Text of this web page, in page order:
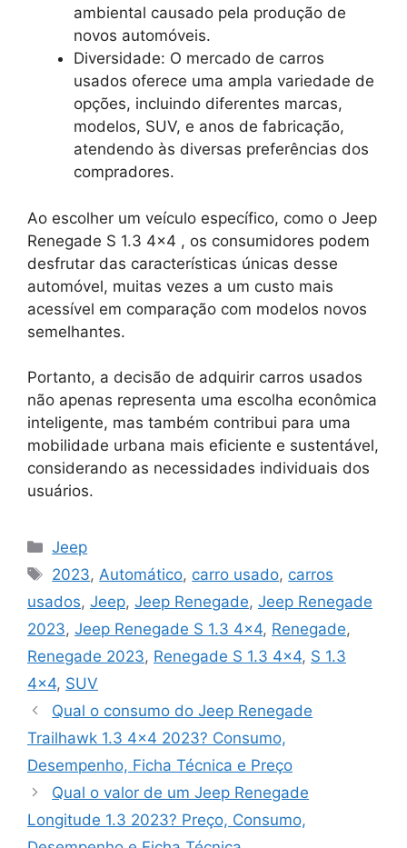
ambiental causado pela produção de
novos automóveis.
Diversidade: O mercado de carros
usados oferece uma ampla variedade de
opções, incluindo diferentes marcas,
modelos, SUV, e anos de fabricação,
atendendo às diversas preferências dos
compradores.
Ao escolher um veículo específico, como o Jeep
Renegade S 1.3 4×4 , os consumidores podem
desfrutar das características únicas desse
automóvel, muitas vezes a um custo mais
acessível em comparação com modelos novos
semelhantes.
Portanto, a decisão de adquirir carros usados
não apenas representa uma escolha econômica
inteligente, mas também contribui para uma
mobilidade urbana mais eficiente e sustentável,
considerando as necessidades individuais dos
usuários.
Categorias
Jeep
Tags
2023,Automático, carro usado, carros
usados, Jeep, Jeep Renegade, Jeep Renegade
2023, Jeep Renegade S 1.3 4x4, Renegade,
Renegade 2023, Renegade S 1.3 4x4, S 1.3
4x4, SUV
Qual o consumo do Jeep Renegade
Trailhawk 1.3 4×4 2023? Consumo,
Desempenho, Ficha Técnica e Preço
Qual o valor de um Jeep Renegade
Longitude 1.3 2023? Preço, Consumo,